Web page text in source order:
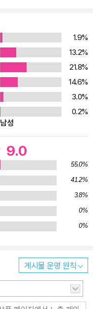
1.9%
13.2%
21.8%
14.6%
3.0%
0.2%
남성
9.0
55.0%
41.2%
3.8%
0%
0%
게시물 운영 원칙